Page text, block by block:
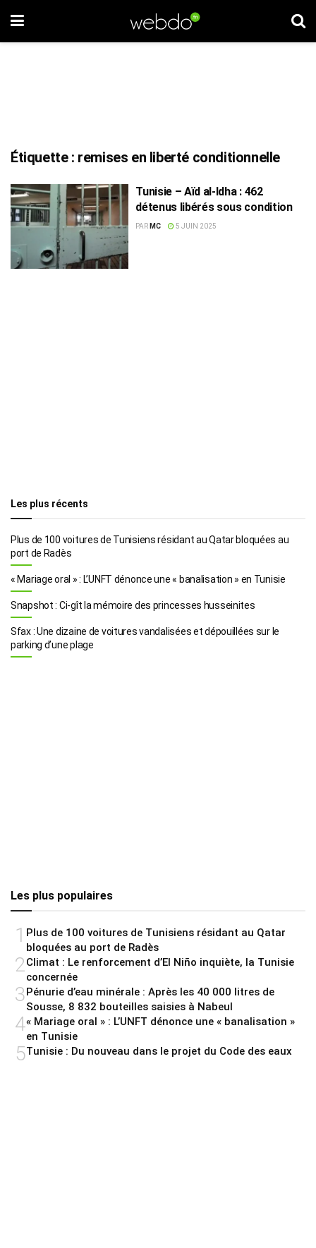
Étiquette : remises en liberté conditionnelle
Tunisie – Aïd al-Idha : 462
détenus libérés sous condition
PAR MC 5 JUIN 2025
Les plus récents
Plus de 100 voitures de Tunisiens résidant au Qatar bloquées au
port de Radès
« Mariage oral » : L’UNFT dénonce une « banalisation » en Tunisie
Snapshot : Ci-gît la mémoire des princesses husseinites
Sfax : Une dizaine de voitures vandalisées et dépouillées sur le
parking d’une plage
Les plus populaires
1 Plus de 100 voitures de Tunisiens résidant au Qatar
bloquées au port de Radès
2 Climat : Le renforcement d’El Niño inquiète, la Tunisie
concernée
3Pénurie d’eau minérale : Après les 40 000 litres de
Sousse, 8 832 bouteilles saisies à Nabeul
4« Mariage oral » : L’UNFT dénonce une « banalisation »
en Tunisie
5Tunisie : Du nouveau dans le projet du Code des eaux